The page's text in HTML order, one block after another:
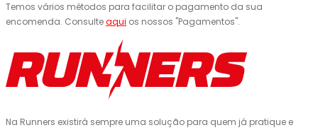
Temos vários métodos para facilitar o pagamento da sua
encomenda. Consulteaqui os nossos "Pagamentos".
Na Runners existirá sempre uma solução para quem já pratique e